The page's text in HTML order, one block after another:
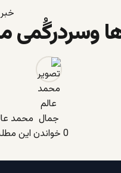
وسردرگُمی مردم
محمد
0 خواندن این مطلب 10 دقیقه زمان